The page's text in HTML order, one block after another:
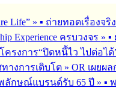
Life” » ▪︎ ถ่ายทอดเรื่องจริ
Experience ครบวงจร » ▪︎
รงการ“ปิดหนี้ไว ไปต่อได้
างการเติบโต » OR เผยผ
ลักษณ์แบรนด์รับ 65 ปี » ▪︎